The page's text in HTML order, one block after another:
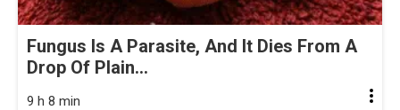
Fungus Is A Parasite, And It Dies From A
Drop Of Plain...
9 h 8 min